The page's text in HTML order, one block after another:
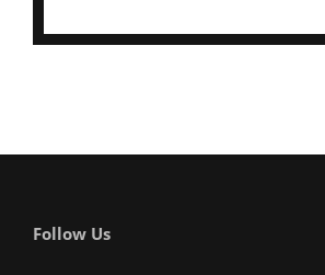
Follow Us